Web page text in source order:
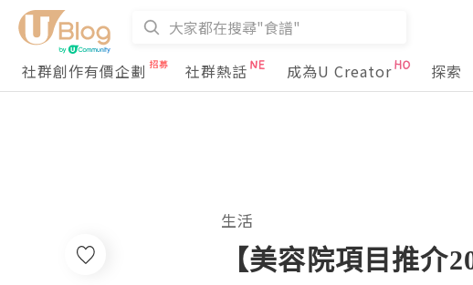
社群創作有價企劃
社群熱話 成為U Creator 探索
生活
【美容院項目推介